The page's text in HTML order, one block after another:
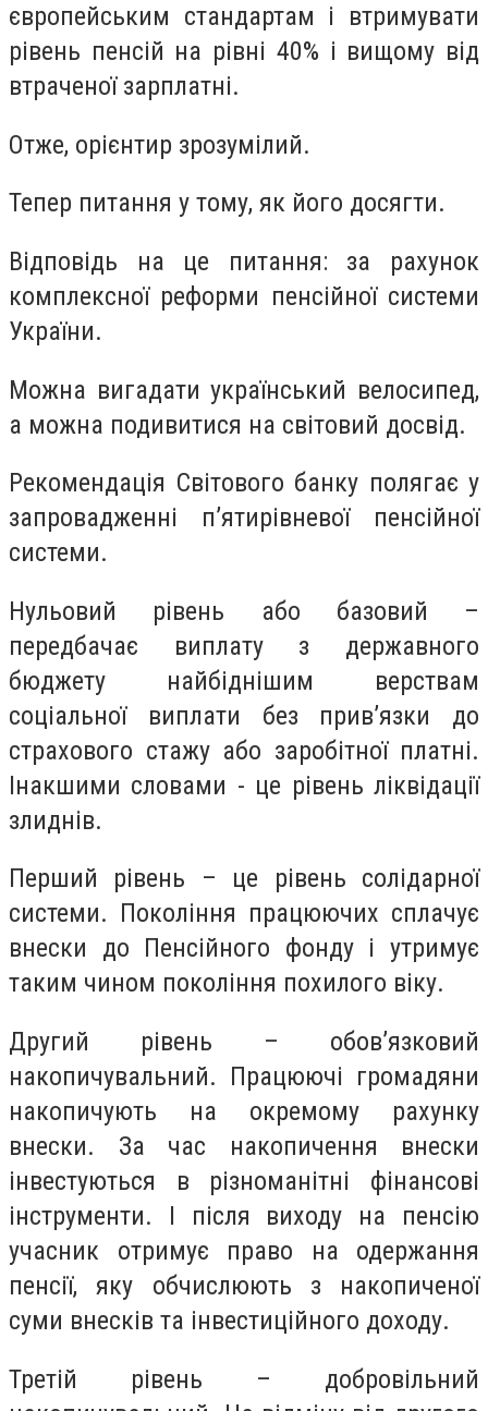
європейським стандартам і втримувати
рівень пенсій на рівні 40% і вищому від
втраченої зарплатні.
Отже, орієнтир зрозумілий.
Тепер питання у тому, як його досягти.
Відповідь на це питання: за рахунок
комплексної реформи пенсійної системи
України.
Можна вигадати український велосипед,
а можна подивитися на світовий досвід.
Рекомендація Світового банку полягає у
запровадженні п’ятирівневої пенсійної
системи.
Нульовий рівень або базовий –
передбачає виплату з державного
бюджету найбіднішим верствам
соціальної виплати без прив’язки до
страхового стажу або заробітної платні.
Інакшими словами - це рівень ліквідації
злиднів.
Перший рівень – це рівень солідарної
системи. Покоління працюючих сплачує
внески до Пенсійного фонду і утримує
таким чином покоління похилого віку.
Другий рівень – обов’язковий
накопичувальний. Працюючі громадяни
накопичують на окремому рахунку
внески. За час накопичення внески
інвестуються в різноманітні фінансові
інструменти. І після виходу на пенсію
учасник отримує право на одержання
пенсії, яку обчислюють з накопиченої
суми внесків та інвестиційного доходу.
Третій рівень – добровільний